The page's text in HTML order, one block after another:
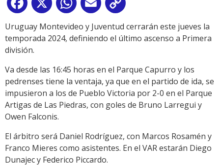
Facebook
X WhatsApp
Email
Link
Uruguay Montevideo y Juventud cerrarán este jueves la
temporada 2024, definiendo el último ascenso a Primera
división.
Va desde las 16:45 horas en el Parque Capurro y los
pedrenses tiene la ventaja, ya que en el partido de ida, se
impusieron a los de Pueblo Victoria por 2-0 en el Parque
Artigas de Las Piedras, con goles de Bruno Larregui y
Owen Falconis.
El árbitro será Daniel Rodríguez, con Marcos Rosamén y
Franco Mieres como asistentes. En el VAR estarán Diego
Dunajec y Federico Piccardo.